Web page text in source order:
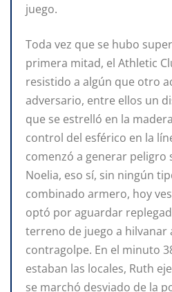
juego.
Toda vez que se hubo
primera mitad, el Athletic
resistido a algún que otro
adversario, entre ellos un
que se estrelló en la
control del esférico en la
comenzó a generar peligro
Noelia, eso sí, sin ningún
combinado armero, hoy
optó por aguardar
terreno de juego a hilvanar
contragolpe. En el minuto
estaban las locales, Ruth
se marchó desviado de la